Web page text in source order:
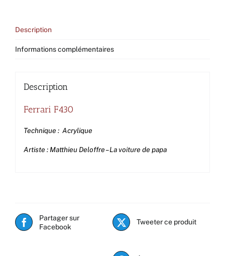
Description
Informations complémentaires
Description
Ferrari F430
Technique : Acrylique
Artiste : Matthieu Deloffre – La voiture de papa
Partager sur
Facebook
Tweeter ce produit